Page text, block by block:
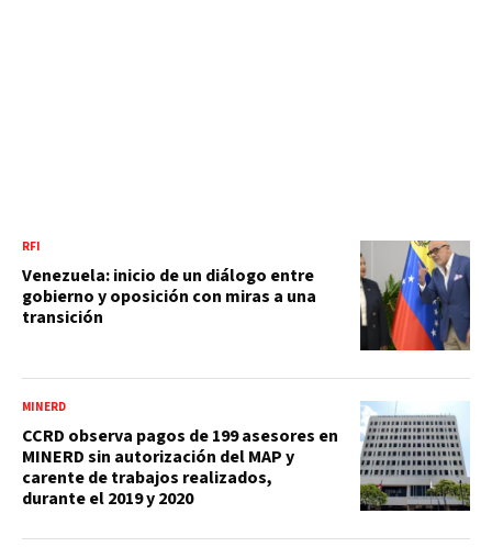
RFI
Venezuela: inicio de un diálogo entre
gobierno y oposición con miras a una
transición
MINERD
CCRD observa pagos de 199 asesores en
MINERD sin autorización del MAP y
carente de trabajos realizados,
durante el 2019 y 2020